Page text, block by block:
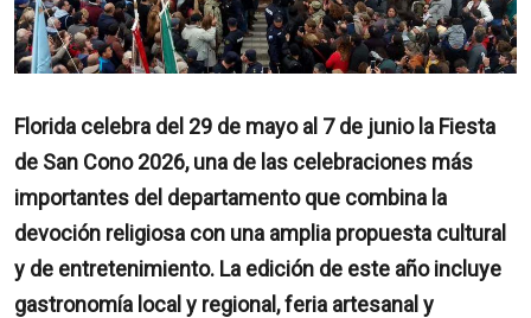
Florida celebra del 29 de mayo al 7 de junio la Fiesta
de San Cono 2026, una de las celebraciones más
importantes del departamento que combina la
devoción religiosa con una amplia propuesta cultural
y de entretenimiento. La edición de este año incluye
gastronomía local y regional, feria artesanal y